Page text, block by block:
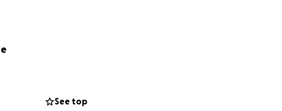
See top